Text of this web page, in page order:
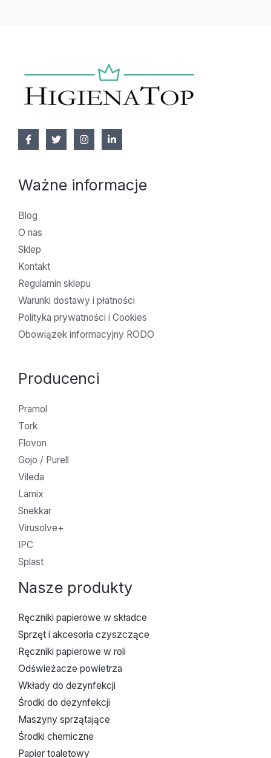
Ważne informacje
Blog
O nas
Sklep
Kontakt
Regulamin sklepu
Warunki dostawy i płatności
Polityka prywatności i Cookies
Obowiązek informacyjny RODO
Producenci
Pramol
Tork
Flovon
Gojo / Purell
Vileda
Lamix
Snekkar
Virusolve+
IPC
Splast
Nasze produkty
Ręczniki papierowe w składce
Sprzęt i akcesoria czyszczące
Ręczniki papierowe w roli
Odświeżacze powietrza
Wkłady do dezynfekcji
Środki do dezynfekcji
Maszyny sprzątające
Środki chemiczne
Papier toaletowy